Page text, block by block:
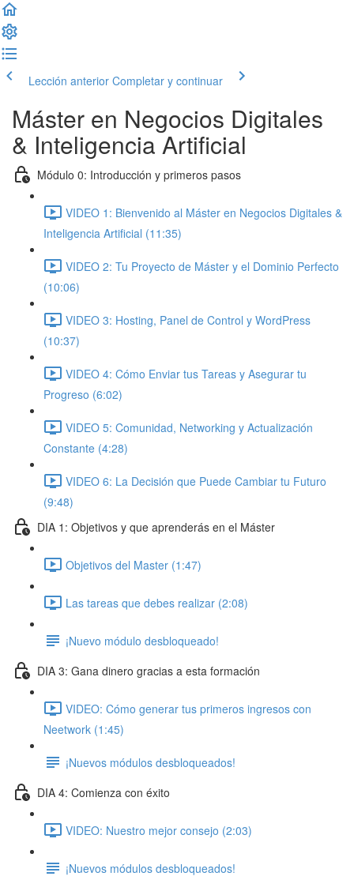
Lección anterior Completar y continuar
Máster en Negocios Digitales
& Inteligencia Artificial
Módulo 0: Introducción y primeros pasos
VIDEO 1: Bienvenido al Máster en Negocios Digitales &
Inteligencia Artificial (11:35)
VIDEO 2: Tu Proyecto de Máster y el Dominio Perfecto
(10:06)
VIDEO 3: Hosting, Panel de Control y WordPress
(10:37)
VIDEO 4: Cómo Enviar tus Tareas y Asegurar tu
Progreso (6:02)
VIDEO 5: Comunidad, Networking y Actualización
Constante (4:28)
VIDEO 6: La Decisión que Puede Cambiar tu Futuro
(9:48)
DIA 1: Objetivos y que aprenderás en el Máster
Objetivos del Master (1:47)
Las tareas que debes realizar (2:08)
¡Nuevo módulo desbloqueado!
DIA 3: Gana dinero gracias a esta formación
VIDEO: Cómo generar tus primeros ingresos con
Neetwork (1:45)
¡Nuevos módulos desbloqueados!
DIA 4: Comienza con éxito
VIDEO: Nuestro mejor consejo (2:03)
¡Nuevos módulos desbloqueados!